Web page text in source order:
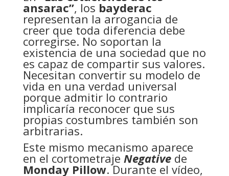
ansarac”, los bayderac
representan la arrogancia de
creer que toda diferencia debe
corregirse. No soportan la
existencia de una sociedad que no
es capaz de compartir sus valores.
Necesitan convertir su modelo de
vida en una verdad universal
porque admitir lo contrario
implicaría reconocer que sus
propias costumbres también son
arbitrarias.
Este mismo mecanismo aparece
en el cortometraje Negativede
Monday Pillow. Durante el vídeo,